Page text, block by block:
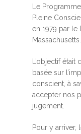
Le
Pleine
en 1979 par le
Massachusetts.
L’objectif
basée sur
conscient, à
accepter nos
jugement.
Pour y arriver,